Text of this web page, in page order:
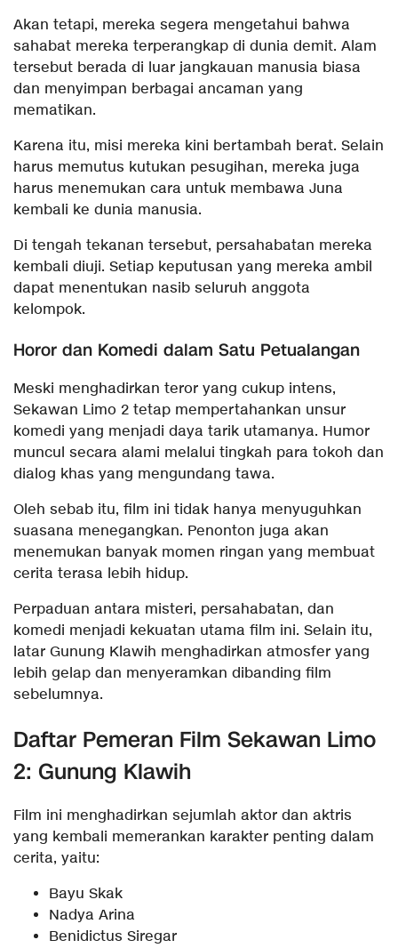
Akan tetapi, mereka segera mengetahui bahwa
sahabat mereka terperangkap di dunia demit. Alam
tersebut berada di luar jangkauan manusia biasa
dan menyimpan berbagai ancaman yang
mematikan.
Karena itu, misi mereka kini bertambah berat. Selain
harus memutus kutukan pesugihan, mereka juga
harus menemukan cara untuk membawa Juna
kembali ke dunia manusia.
Di tengah tekanan tersebut, persahabatan mereka
kembali diuji. Setiap keputusan yang mereka ambil
dapat menentukan nasib seluruh anggota
kelompok.
Horor dan Komedi dalam Satu Petualangan
Meski menghadirkan teror yang cukup intens,
Sekawan Limo 2 tetap mempertahankan unsur
komedi yang menjadi daya tarik utamanya. Humor
muncul secara alami melalui tingkah para tokoh dan
dialog khas yang mengundang tawa.
Oleh sebab itu, film ini tidak hanya menyuguhkan
suasana menegangkan. Penonton juga akan
menemukan banyak momen ringan yang membuat
cerita terasa lebih hidup.
Perpaduan antara misteri, persahabatan, dan
komedi menjadi kekuatan utama film ini. Selain itu,
latar Gunung Klawih menghadirkan atmosfer yang
lebih gelap dan menyeramkan dibanding film
sebelumnya.
Daftar Pemeran Film Sekawan Limo
2: Gunung Klawih
Film ini menghadirkan sejumlah aktor dan aktris
yang kembali memerankan karakter penting dalam
cerita, yaitu:
Bayu Skak
Nadya Arina
Benidictus Siregar